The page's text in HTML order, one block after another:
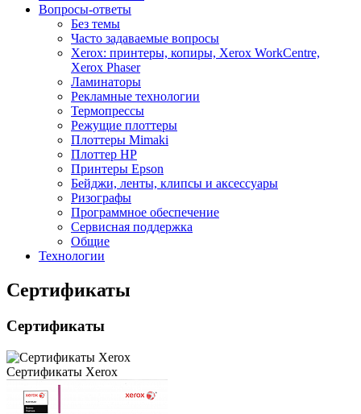
Вопросы-ответы
Без темы
Часто задаваемые вопросы
Xerox: принтеры, копиры, Xerox WorkCentre,
Xerox Phaser
Ламинаторы
Рекламные технологии
Термопрессы
Режущие плоттеры
Плоттеры Mimaki
Плоттер HP
Принтеры Epson
Бейджи, ленты, клипсы и аксессуары
Ризографы
Программное обеспечение
Сервисная поддержка
Общие
Технологии
Сертификаты
Сертификаты
Сертификаты Xerox